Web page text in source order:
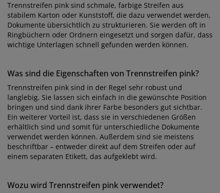
Trennstreifen pink sind schmale, farbige Streifen aus
stabilem Karton oder Kunststoff, die dazu verwendet werden,
Dokumente übersichtlich zu strukturieren. Sie werden oft in
Ringbüchern oder Ordnern eingesetzt und sorgen dafür, dass
wichtige Unterlagen schnell gefunden werden können.
Was sind die Eigenschaften von Trennstreifen pink?
Trennstreifen pink sind in der Regel sehr robust und
langlebig. Sie lassen sich einfach in die gewünschte Position
bringen und sind dank ihrer Farbe besonders gut sichtbar.
Ein weiterer Vorteil ist, dass sie in verschiedenen Größen
erhältlich sind und somit für unterschiedliche Dokumente
verwendet werden können. Außerdem sind sie meistens
beschriftbar – entweder direkt auf dem Streifen oder auf
einem separaten Etikett, das aufgeklebt wird.
Wozu wird Trennstreifen pink verwendet?